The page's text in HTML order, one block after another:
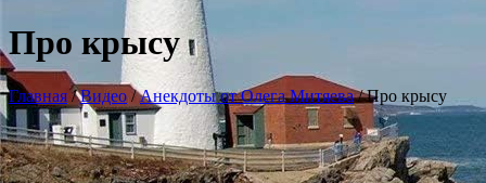
Про крысу
Главная/Видео /Анекдоты от Олега Митяева/Про крысу